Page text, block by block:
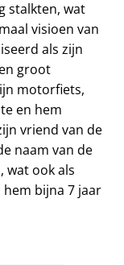
stalkten, wat
visioen van
als zijn
groot
motorfiets,
en hem
vriend van de
naam van de
wat ook als
bijna 7 jaar